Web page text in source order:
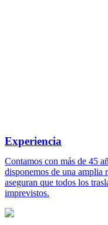
Experiencia
Contamos con más de 45
disponemos de una amplia
aseguran que todos los
imprevistos.